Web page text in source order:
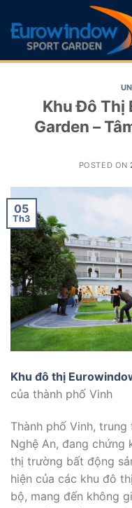
content
Khu Đô Thị
Garden –
POSTED ON
05
Th3
Khu đô thị
của thành phố Vinh
Thành phố Vinh,
Nghệ An, đang chứng
thị trường bất động
hiện của các khu đô
bộ, mang đến không